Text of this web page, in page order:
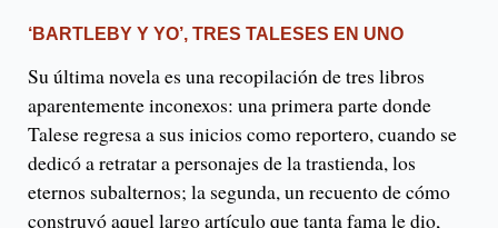
‘BARTLEBY Y YO’, TRES TALESES EN UNO
Su última novela es una recopilación de tres libros
aparentemente inconexos: una primera parte donde
Talese regresa a sus inicios como reportero, cuando se
dedicó a retratar a personajes de la trastienda, los
eternos subalternos; la segunda, un recuento de cómo
construyó aquel largo artículo que tanta fama le dio,